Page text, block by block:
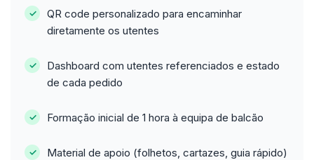
QR code personalizado para encaminhar
diretamente os utentes
Dashboard com utentes referenciados e estado
de cada pedido
Formação inicial de 1 hora à equipa de balcão
Material de apoio (folhetos, cartazes, guia rápido)